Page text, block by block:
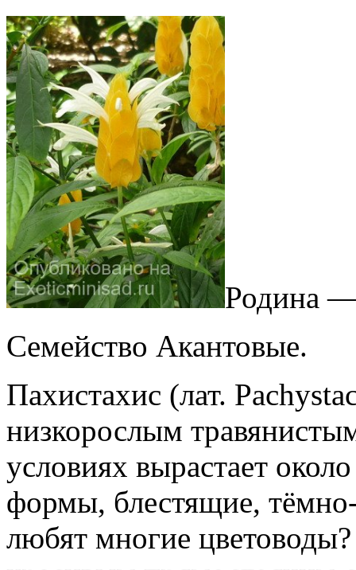
Родина
Семейство Акантовые.
Пахистахис (лат.
низкорослым
условиях вырастает
формы, блестящие, тёмно-
любят многие